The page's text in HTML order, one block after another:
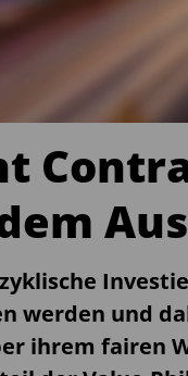
werden und
ihrem fairen